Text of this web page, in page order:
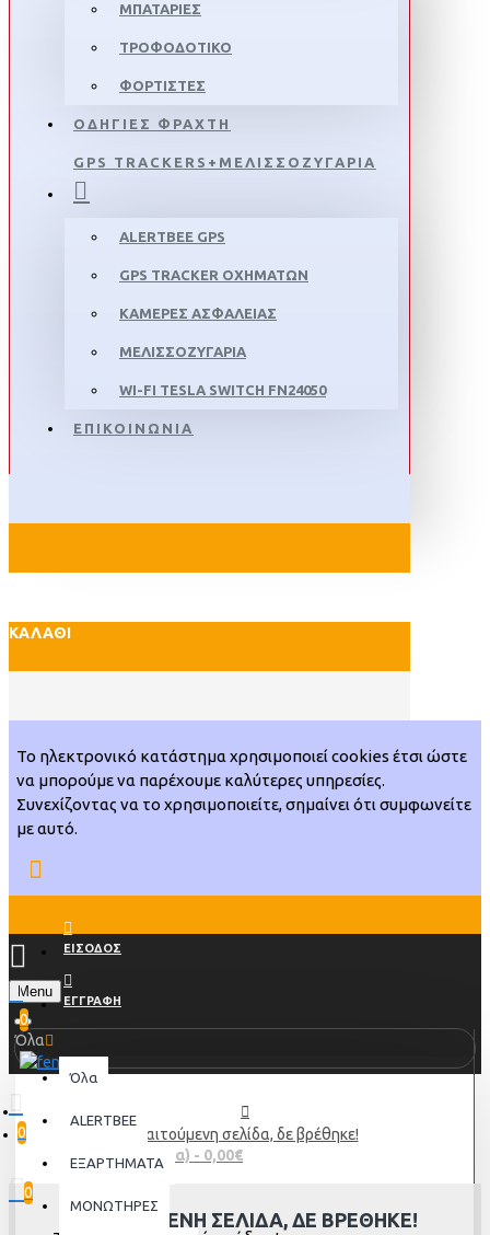
ΜΠΑΤΑΡΙΕΣ
ΤΡΟΦΟΔΟΤΙΚΟ
ΦΟΡΤΙΣΤΕΣ
ΟΔΗΓΙΕΣ ΦΡΑΧΤΗ
GPS TRACKERS+ΜΕΛΙΣΣΟΖΥΓΑΡΙΑ
ALERTBEE GPS
GPS TRACKER ΟΧΗΜΑΤΩΝ
ΚΑΜΕΡΕΣ ΑΣΦΑΛΕΙΑΣ
ΜΕΛΙΣΣΟΖΥΓΑΡΙΑ
WI-FI TESLA SWITCH FN24050
ΕΠΙΚΟΙΝΩΝΙΑ
ΚΑΛΆΘΙ
Το ηλεκτρονικό κατάστημα χρησιμοποιεί cookies έτσι ώστε
να μπορούμε να παρέχουμε καλύτερες υπηρεσίες.
Συνεχίζοντας να το χρησιμοποιείτε, σημαίνει ότι συμφωνείτε
με αυτό.
ΕΙΣΟΔΟΣ
ΕΓΓΡΑΦΗ
Menu
0
0
0 προϊόν(τα) - 0,00€
0
Όλα
Όλα
ALERTBEE
ΕΞΑΡΤΗΜΑΤΑ
ΜΟΝΩΤΗΡΕΣ
Η αιτούμενη σελίδα, δε βρέθηκε!
Η ΑΙΤΟΎΜΕΝΗ ΣΕΛΊΔΑ, ΔΕ ΒΡΈΘΗΚΕ!